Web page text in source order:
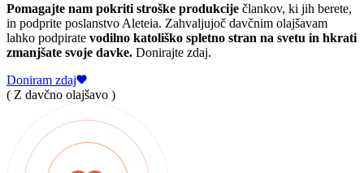
Pomagajte nam pokriti stroške produkcije člankov, ki jih berete,
in podprite poslanstvo Aleteia. Zahvaljujoč davčnim olajšavam
lahko podpirate vodilno katoliško spletno stran na svetu in hkrati
zmanjšate svoje davke. Donirajte zdaj.
Doniram zdaj
( Z davčno olajšavo )